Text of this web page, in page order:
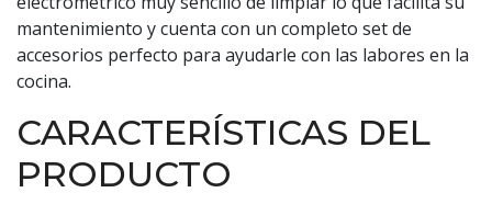
mantenimiento y cuenta con un completo set de
accesorios perfecto para ayudarle con las labores en la
cocina.
CARACTERÍSTICAS DEL
PRODUCTO